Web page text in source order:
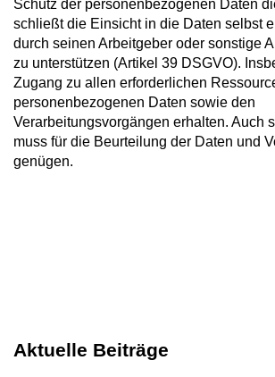
Schutz der personenbezogenen Daten
schließt die Einsicht in die Daten selbst
durch seinen Arbeitgeber oder sonstige
zu unterstützen (Artikel 39 DSGVO).
Zugang zu allen erforderlichen
personenbezogenen Daten sowie den
Verarbeitungsvorgängen erhalten. Auch
muss für die Beurteilung der Daten und
genügen.
Aktuelle Beiträge